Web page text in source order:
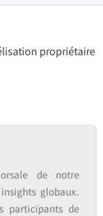
propriétaire
de notre
globaux.
participants de